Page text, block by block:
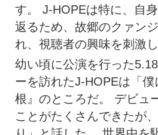
す。 J-HOPEは特に、自
返るため、故郷のクァン
れ、視聴者の興味を刺激し
幼い頃に公演を行った
ーを訪れたJ-HOPEは「
根』のところだ。 デビュ
ことがたくさんできたが